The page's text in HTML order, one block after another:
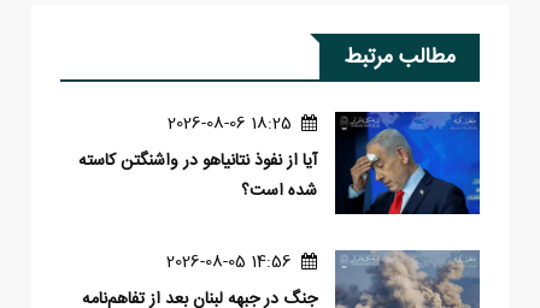
مطالب مرتبط
18:25 2026-08-06
آیا از نفوذ نتانیاهو در واشنگتن کاسته
شده است؟
14:56 2026-08-05
جنگ در جبهه لبنان بعد از تفاهم‌نامه